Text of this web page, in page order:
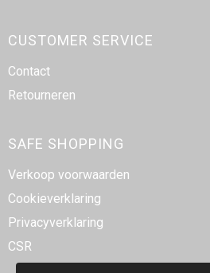
CUSTOMER SERVICE
Contact
Retourneren
SAFE SHOPPING
Verkoop voorwaarden
Cookieverklaring
Privacyverklaring
CSR